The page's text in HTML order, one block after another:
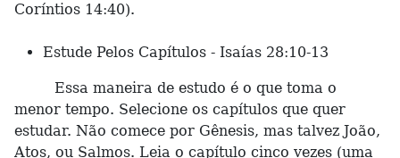
Coríntios 14:40).
Estude Pelos Capítulos - Isaías 28:10-13
Essa maneira de estudo é o que toma o
menor tempo. Selecione os capítulos que quer
estudar. Não comece por Gênesis, mas talvez João,
Atos, ou Salmos. Leia o capítulo cinco vezes (uma